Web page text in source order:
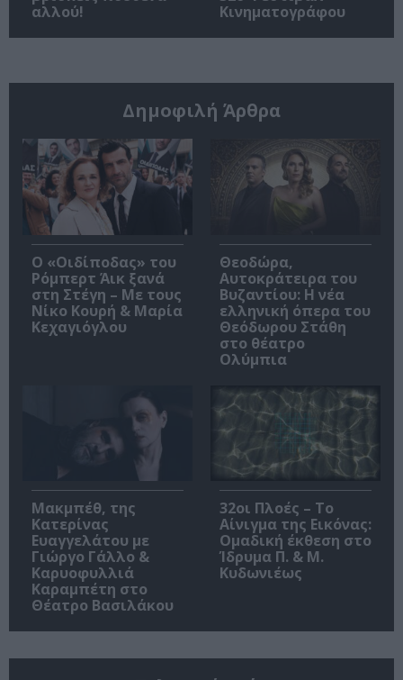
αλλού!
Κινηματογράφου
Δημοφιλή Άρθρα
O «Οιδίποδας» του
Ρόμπερτ Άικ ξανά
στη Στέγη – Με τους
Νίκο Κουρή & Μαρία
Κεχαγιόγλου
Θεοδώρα,
Αυτοκράτειρα του
Βυζαντίου: Η νέα
ελληνική όπερα του
Θεόδωρου Στάθη
στο θέατρο
Ολύμπια
Μακμπέθ, της
Κατερίνας
Ευαγγελάτου με
Γιώργο Γάλλο &
Καρυοφυλλιά
Καραμπέτη στο
Θέατρο Βασιλάκου
32οι Πλοές – Το
Αίνιγμα της Εικόνας:
Ομαδική έκθεση στο
Ίδρυμα Π. & Μ.
Κυδωνιέως